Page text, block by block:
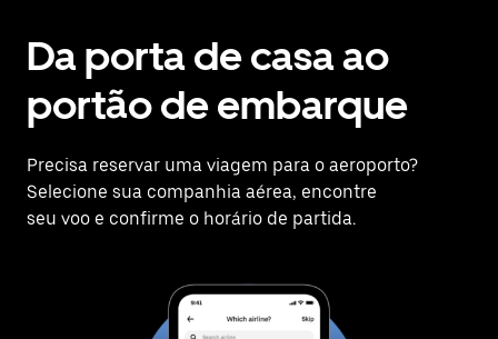
Da porta de casa ao
portão de embarque
Precisa reservar uma viagem para o aeroporto?
Selecione sua companhia aérea, encontre
seu voo e confirme o horário de partida.